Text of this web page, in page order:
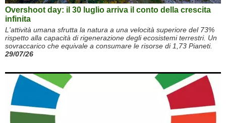
Overshoot day: il 30 luglio arriva il conto della crescita
infinita
L'attività umana sfrutta la natura a una velocità superiore del 73%
rispetto alla capacità di rigenerazione degli ecosistemi terrestri. Un
sovraccarico che equivale a consumare le risorse di 1,73 Pianeti.
29/07/26